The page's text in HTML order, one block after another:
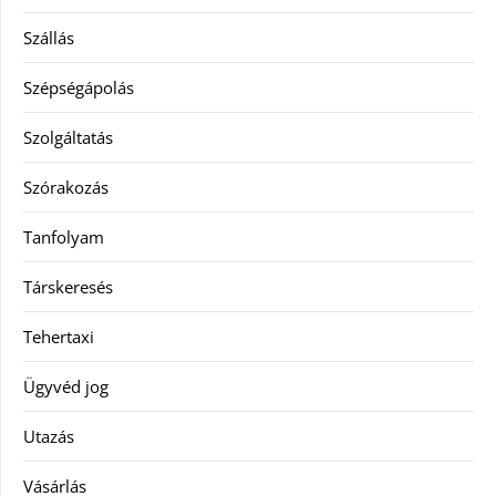
Szállás
Szépségápolás
Szolgáltatás
Szórakozás
Tanfolyam
Társkeresés
Tehertaxi
Ügyvéd jog
Utazás
Vásárlás